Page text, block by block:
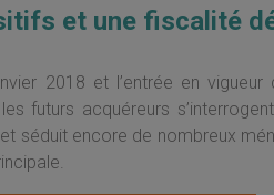
et une fiscalité
2018 et l’entrée en
futurs acquéreurs
séduit encore de nombreux